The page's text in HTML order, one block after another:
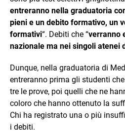
entreranno nella graduatoria
pieni e un debito formativo, un
formativi“. Debiti che “verranno
nazionale ma nei singoli atenei
Dunque, nella graduatoria di
entreranno prima gli studenti
tre le prove, poi quelli che ne
coloro che hanno ottenuto la
Chi ha registrato una o più
i debiti.